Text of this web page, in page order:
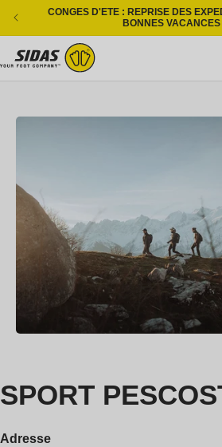
Ignorer et passer au contenu
CONGES D'ETE : REPRISE DES
BONNES VACANCES
SPORT
Adresse